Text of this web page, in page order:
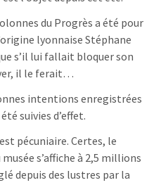
du Progrès a été pour
lyonnaise Stéphane
s’il lui fallait bloquer son
il le ferait…
intentions enregistrées
suivies d’effet.
pécuniaire. Certes, le
s’affiche à 2,5 millions
depuis des lustres par la